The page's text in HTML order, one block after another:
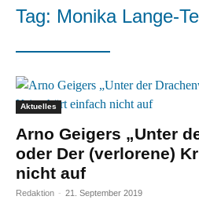
Tag: Monika Lange-
Aktuelles
Arno Geigers „Unter
oder Der (verlorene)
nicht auf
Redaktion - 21. September 2019